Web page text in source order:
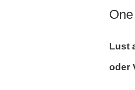
AM
Lust
oder